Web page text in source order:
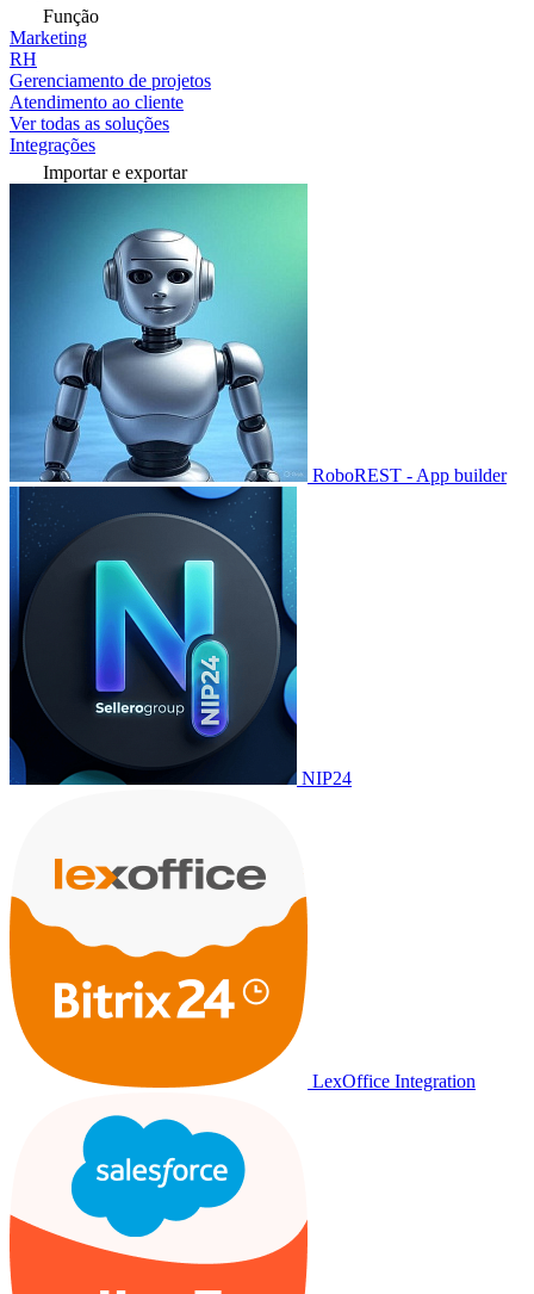
Função
Marketing
RH
Gerenciamento de projetos
Atendimento ao cliente
Ver todas as soluções
Integrações
Importar e exportar
RoboREST - App builder
NIP24
LexOffice Integration